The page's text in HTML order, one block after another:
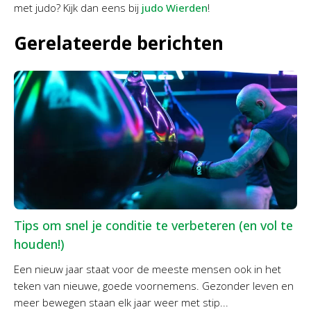
met judo? Kijk dan eens bij judo Wierden!
Gerelateerde berichten
Tips om snel je conditie te verbeteren (en vol te
houden!)
Een nieuw jaar staat voor de meeste mensen ook in het
teken van nieuwe, goede voornemens. Gezonder leven en
meer bewegen staan elk jaar weer met stip...